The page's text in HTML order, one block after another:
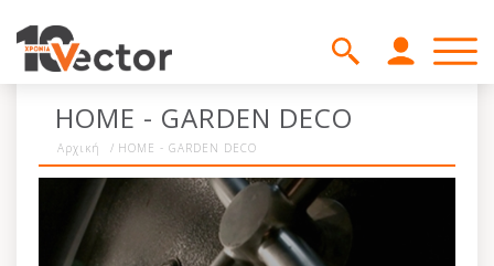
HOME - GARDEN DECO
Αρχική / HOME - GARDEN DECO